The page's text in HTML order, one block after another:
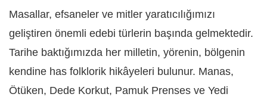
Masallar, efsaneler ve mitler yaratıcılığımızı
geliştiren önemli edebi türlerin başında gelmektedir.
Tarihe baktığımızda her milletin, yörenin, bölgenin
kendine has folklorik hikâyeleri bulunur. Manas,
Ötüken, Dede Korkut, Pamuk Prenses ve Yedi